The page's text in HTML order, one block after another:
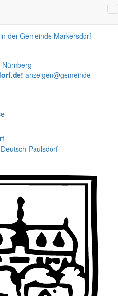
Nürnberg
anzeigen@gemeinde-
Deutsch-Paulsdorf